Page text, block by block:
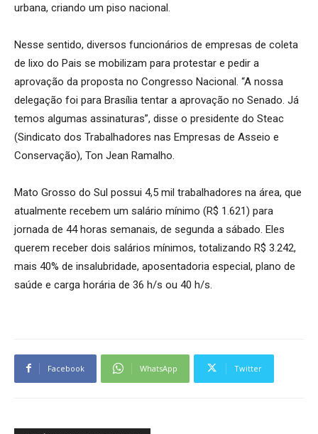
urbana, criando um piso nacional.
Nesse sentido, diversos funcionários de empresas de coleta
de lixo do Pais se mobilizam para protestar e pedir a
aprovação da proposta no Congresso Nacional. “A nossa
delegação foi para Brasília tentar a aprovação no Senado. Já
temos algumas assinaturas”, disse o presidente do Steac
(Sindicato dos Trabalhadores nas Empresas de Asseio e
Conservação), Ton Jean Ramalho.
Mato Grosso do Sul possui 4,5 mil trabalhadores na área, que
atualmente recebem um salário mínimo (R$ 1.621) para
jornada de 44 horas semanais, de segunda a sábado. Eles
querem receber dois salários mínimos, totalizando R$ 3.242,
mais 40% de insalubridade, aposentadoria especial, plano de
saúde e carga horária de 36 h/s ou 40 h/s.
Facebook WhatsApp Twitter